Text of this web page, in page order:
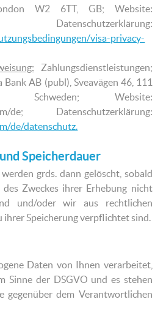
W2 6TT, GB; Website:
visa-privacy-
Zahlungsdienstleistungen;
AB (publ), Sveavägen 46, 111
Schweden; Website:
de; Datenschutzerklärung:
de/datenschutz.
Speicherdauer
grds. dann gelöscht, sobald
Zweckes ihrer Erhebung nicht
und/oder wir aus rechtlichen
ihrer Speicherung verpflichtet sind.
Daten von Ihnen verarbeitet,
Sinne der DSGVO und es stehen
gegenüber dem Verantwortlichen